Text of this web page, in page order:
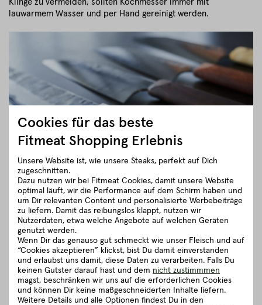
Klinge zu vermeiden, sollten Kochmesser immer mit
lauwarmem Wasser und per Hand gereinigt werden.
Eine schneidige G’schicht: Küchenmesser
richtig schleifen
Kaum ein Tag vergeht, an dem ein Küchenmesser nicht im
Einsatz ist. Das verlangt der Klinge einiges ab und auch hier ist
Pflege angesagt. Damit das hochwertige Stück weiterhin
präzise Schnitte erlaubt, muss es regelmäßig geschliffen
werden.
Cookies für das beste
Fitmeat Shopping Erlebnis
Unsere Website ist, wie unsere Steaks, perfekt auf Dich
zugeschnitten.
Dazu nutzen wir bei Fitmeat Cookies, damit unsere Website
optimal läuft, wir die Performance auf dem Schirm haben und
um Dir relevanten Content und personalisierte Werbebeiträge
zu liefern. Damit das reibungslos klappt, nutzen wir
Nutzerdaten, etwa welche Angebote auf welchen Geräten
genutzt werden.
Wenn Dir das genauso gut schmeckt wie unser Fleisch und auf
“Cookies akzeptieren” klickst, bist Du damit einverstanden
und erlaubst uns damit, diese Daten zu verarbeiten. Falls Du
keinen Gutster darauf hast und dem nicht zustimmmen
magst, beschränken wir uns auf die erforderlichen Cookies
und können Dir keine maßgeschneiderten Inhalte liefern.
Weitere Details und alle Optionen findest Du in den